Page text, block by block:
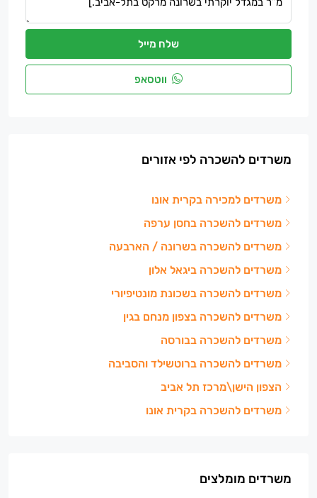
שלח מייל
ווטסאפ
משרדים להשכרה לפי אזורים
משרדים למכירה בקרית אונו
משרדים להשכרה בחסן ערפה
משרדים להשכרה בשרונה / הארבעה
משרדים להשכרה ביגאל אלון
משרדים להשכרה בשכונת מונטיפיורי
משרדים להשכרה בצפון מנחם בגין
משרדים להשכרה בבורסה
משרדים להשכרה ברוטשילד והסביבה
הצפון הישן\מרכז תל אביב
משרדים להשכרה בקרית אונו
משרדים מומלצים